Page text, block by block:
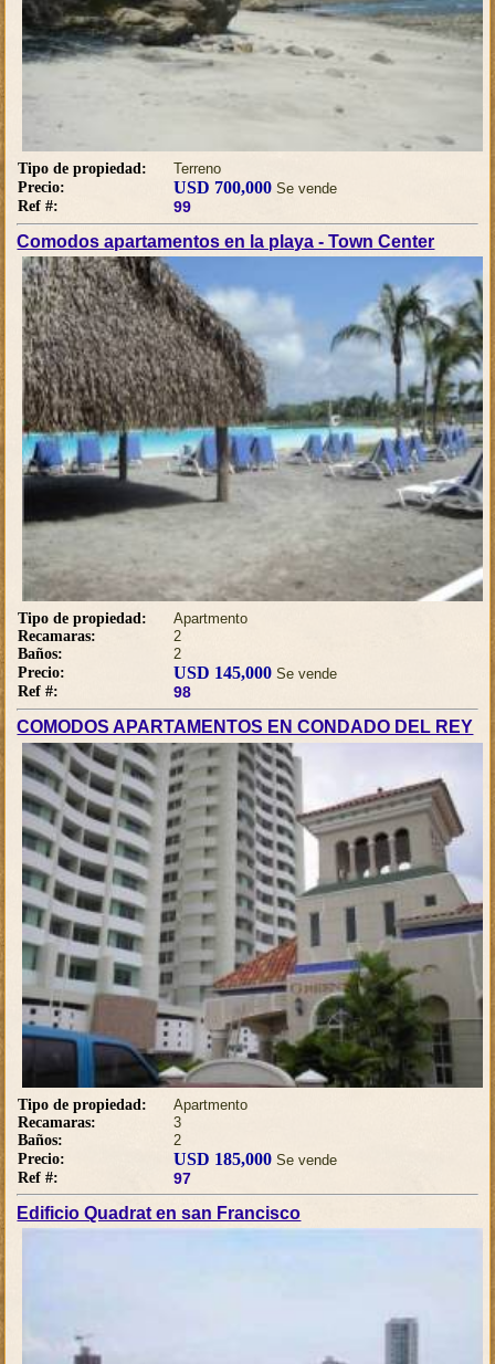
Tipo de propiedad:
Terreno
Precio:
USD 700,000 Se vende
Ref #:
99
Comodos apartamentos en la playa - Town Center
Tipo de propiedad:
Apartmento
Recamaras:
2
Baños:
2
Precio:
USD 145,000 Se vende
Ref #:
98
COMODOS APARTAMENTOS EN CONDADO DEL REY
Tipo de propiedad:
Apartmento
Recamaras:
3
Baños:
2
Precio:
USD 185,000 Se vende
Ref #:
97
Edificio Quadrat en san Francisco